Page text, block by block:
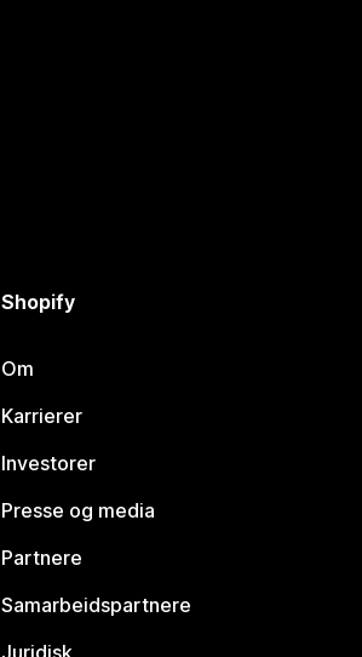
Shopify
Om
Karrierer
Investorer
Presse og media
Partnere
Samarbeidspartnere
Juridisk